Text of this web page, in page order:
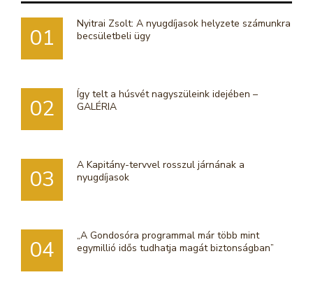
01
Nyitrai Zsolt: A nyugdíjasok helyzete számunkra
becsületbeli ügy
02
Így telt a húsvét nagyszüleink idejében –
GALÉRIA
03
A Kapitány-tervvel rosszul járnának a
nyugdíjasok
04
„A Gondosóra programmal már több mint
egymillió idős tudhatja magát biztonságban”